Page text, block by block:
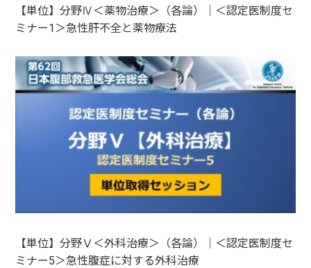
【単位】分野Ⅳ＜薬物治療＞（各論）｜＜認定医制度セ
ミナー1＞急性肝不全と薬物療法
【単位】分野Ⅴ＜外科治療＞（各論）｜＜認定医制度セ
ミナー5＞急性腹症に対する外科治療